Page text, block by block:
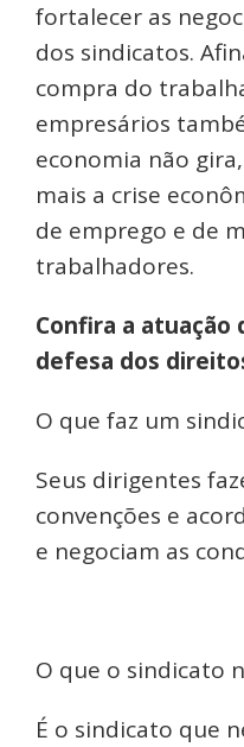
fortalecer as
dos sindicatos.
compra do
empresários
economia não
mais a crise
de emprego e de
trabalhadores.
Confira a atuação
defesa dos
O que faz um
Seus dirigentes
convenções e
e negociam as
O que o sindicato
É o sindicato que